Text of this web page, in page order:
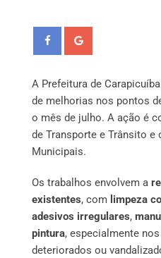
A Prefeitura de
de melhorias nos pontos
o mês de julho. A ação é
de Transporte e Trânsito e
Municipais.
Os trabalhos envolvem a
existentes, com limpeza
adesivos irregulares,
pintura, especialmente
deteriorados ou